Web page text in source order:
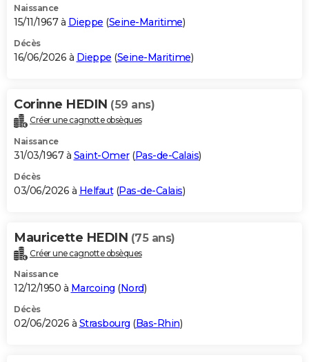
Naissance
15/11/1967 à Dieppe (Seine-Maritime)
Décès
16/06/2026 à Dieppe (Seine-Maritime)
Corinne HEDIN (59 ans)
Créer une cagnotte obsèques
Naissance
31/03/1967 à Saint-Omer(Pas-de-Calais)
Décès
03/06/2026 à Helfaut(Pas-de-Calais)
Mauricette HEDIN (75 ans)
Créer une cagnotte obsèques
Naissance
12/12/1950 à Marcoing (Nord)
Décès
02/06/2026 à Strasbourg (Bas-Rhin)